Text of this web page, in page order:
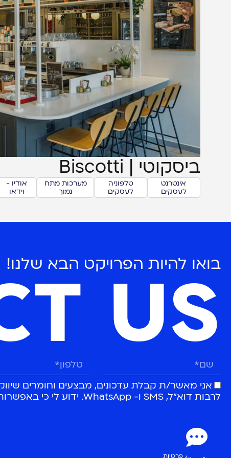
ביסקוטי | Biscotti
אינטרנט
לעסקים
טלפוניה
לעסקים
מערכות מתח
נמוך
אודיו -
וידאו
בואו להיות הפרויקט הבא שלנו!
US
אני מאשר/ת קבלת עדכונים, מבצעים וחומרים
לרבות דוא״ל, SMS ו- WhatsApp. ידוע לי כי באפשרותי לבטל הסכמה זו בכל עת.
מדיניות פרטיות